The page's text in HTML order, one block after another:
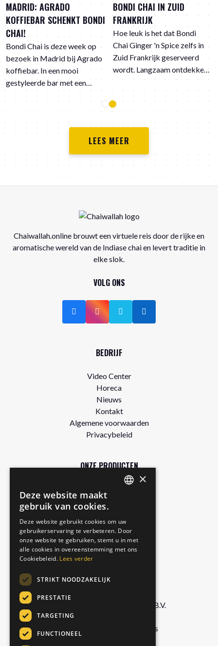
MADRID: AGRADO
KOFFIEBAR SCHENKT BONDI
CHAI!
Bondi Chai is deze week op
bezoek in Madrid bij Agrado
koffiebar. In een mooi
gestyleerde bar met een
de vegan Ginger 'n Spice.
BONDI CHAI IN ZUID
FRANKRIJK
Hoe leuk is het dat Bondi
Chai Ginger 'n Spice zelfs in
Zuid Frankrijk geserveerd
wordt. Langzaam ontdekken
LEES MEER
Chaiwallah.online brouwt een virtuele reis door de rijke en
aromatische wereld van de Indiase chai en levert traditie in
elke slok.
VOLG ONS
BEDRIJF
Video Center
Horeca
Nieuws
Kontakt
Algemene voorwaarden
Privacybeleid
ONZE PRODUCTEN
Gratis proefpakket
Authentic
Matcha Latte
Royal Chai
Foodservice Marketing Foods B.V.
8035 PC Zwolle, Netherlands
GERMAN
ITALIAN
×
Deze website maakt
gebruik van cookies.
Deze website gebruikt cookies om uw
gebruikerservaring te verbeteren. Door
onze website te gebruiken, stemt u in met
alle cookies in overeenstemming met ons
Cookiebeleid. Lees verder
STRIKT NOODZAKELIJK
PRESTATIE
TARGETING
FUNCTIONEEL